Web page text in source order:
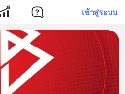
เข้าสู่ระบบ